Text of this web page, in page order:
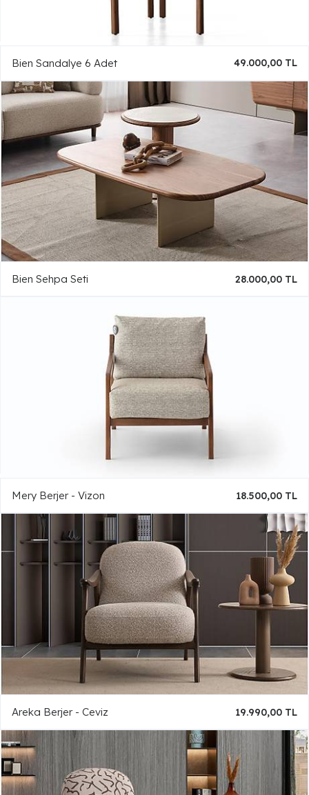
Bien Sandalye 6 Adet 49.000,00 TL
Bien Sehpa Seti 28.000,00 TL
Mery Berjer - Vizon 18.500,00 TL
Areka Berjer - Ceviz 19.990,00 TL